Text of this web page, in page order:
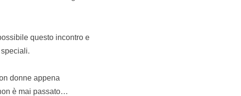
questo incontro e
donne appena
è mai passato…